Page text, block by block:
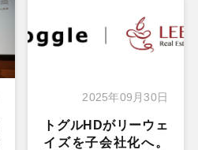
2025年09月30日
トグルHDがリーウェ
イズを子会社化へ。